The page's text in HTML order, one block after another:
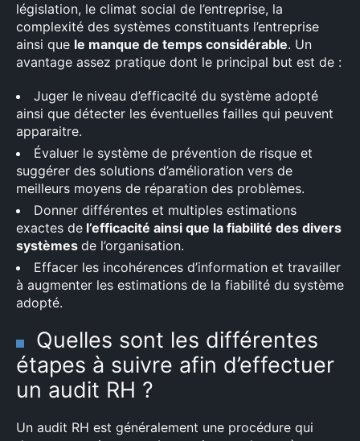
législation, le climat social de l’entreprise, la
complexité des systèmes constituants l’entreprise
ainsi que le manque de temps considérable. Un
avantage assez pratique dont le principal but est de :
Juger le niveau d’efficacité du système adopté
ainsi que détecter les éventuelles failles qui peuvent
apparaitre.
Évaluer le système de prévention de risque et
suggérer des solutions d’amélioration vers de
meilleurs moyens de réparation des problèmes.
Donner différentes et multiples estimations
exactes de l’efficacité ainsi que la fiabilité des divers
systèmes de l’organisation.
Effacer les incohérences d’information et travailler
à augmenter les estimations de la fiabilité du système
adopté.
Quelles sont les différentes
étapes à suivre afin d’effectuer
un audit RH ?
Un audit RH est généralement une procédure qui